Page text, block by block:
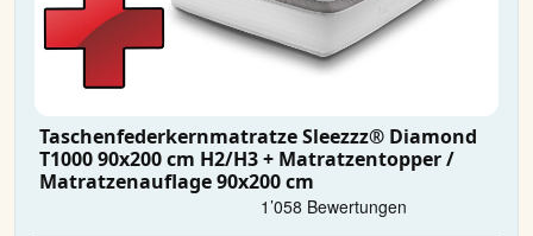
Taschenfederkernmatratze Sleezzz® Diamond
T1000 90x200 cm H2/H3 + Matratzentopper /
Matratzenauflage 90x200 cm